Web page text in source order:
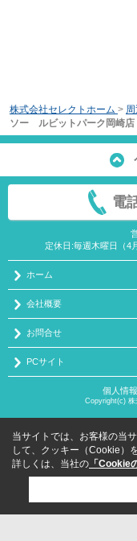
株式会社セレクトホーム >
ソー ルビットパーク岡崎店
電
定休日:毎週木曜日（4
ホーム
会社概要
お問合せ
PCサイト
個人情報
Copyright(c) 株
当サイトでは、お客様の当
して、クッキー（Cookie）
詳しくは、当社の 「Cookie